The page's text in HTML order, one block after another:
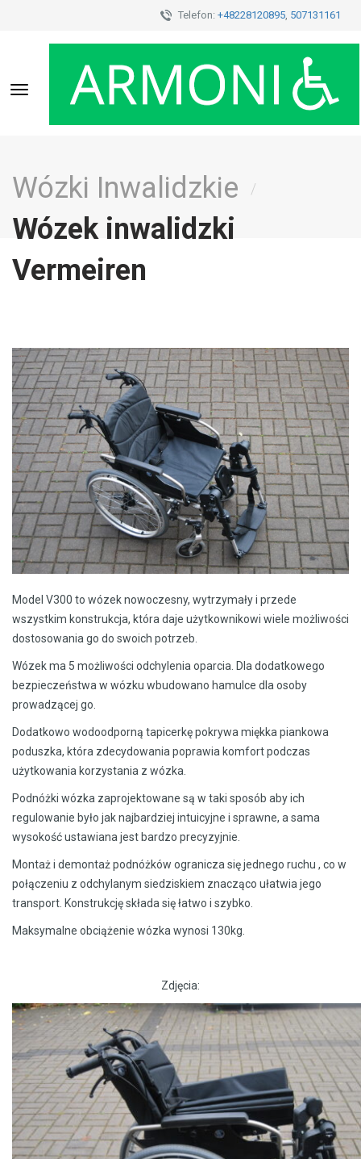
Telefon: +48228120895, 507131161
Toggle
navigation
Wózki Inwalidzkie /
Wózek inwalidzki
Vermeiren
Model V300 to wózek nowoczesny, wytrzymały i przede
wszystkim konstrukcja, która daje użytkownikowi wiele możliwości
dostosowania go do swoich potrzeb.
Wózek ma 5 możliwości odchylenia oparcia. Dla dodatkowego
bezpieczeństwa w wózku wbudowano hamulce dla osoby
prowadzącej go.
Dodatkowo wodoodporną tapicerkę pokrywa miękka piankowa
poduszka, która zdecydowania poprawia komfort podczas
użytkowania korzystania z wózka.
Podnóżki wózka zaprojektowane są w taki sposób aby ich
regulowanie było jak najbardziej intuicyjne i sprawne, a sama
wysokość ustawiana jest bardzo precyzyjnie.
Montaż i demontaż podnóżków ogranicza się jednego ruchu , co w
połączeniu z odchylanym siedziskiem znacząco ułatwia jego
transport. Konstrukcję składa się łatwo i szybko.
Maksymalne obciążenie wózka wynosi 130kg.
Zdjęcia: